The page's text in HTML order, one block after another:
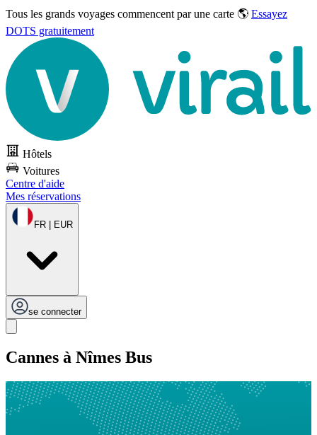
Tous les grands voyages commencent par une carte 🌎 Essayez
DOTS gratuitement
Hôtels
Voitures
Centre d'aide
Mes réservations
FR | EUR
se connecter
Cannes à Nîmes Bus